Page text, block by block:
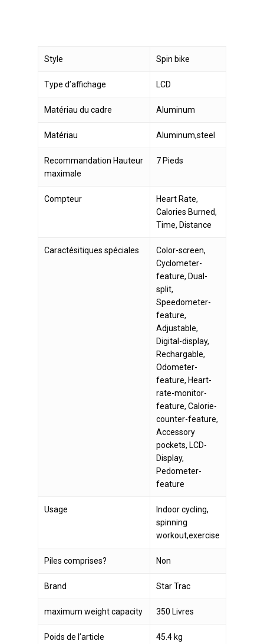
Style Spin bike
Type d’affichage LCD
Matériau du cadre Aluminum
Matériau Aluminum,steel
Recommandation Hauteur
maximale
7 Pieds
Compteur
Heart Rate,
Calories Burned,
Time, Distance
Caractésitiques spéciales
Color-screen,
Cyclometer-
feature, Dual-
split,
Speedometer-
feature,
Adjustable,
Digital-display,
Rechargable,
Odometer-
feature, Heart-
rate-monitor-
feature, Calorie-
counter-feature,
Accessory
pockets, LCD-
Display,
Pedometer-
feature
Usage
Indoor cycling,
spinning
workout,exercise
Piles comprises? Non
Brand Star Trac
maximum weight capacity 350 Livres
Poids de l’article 45.4 kg